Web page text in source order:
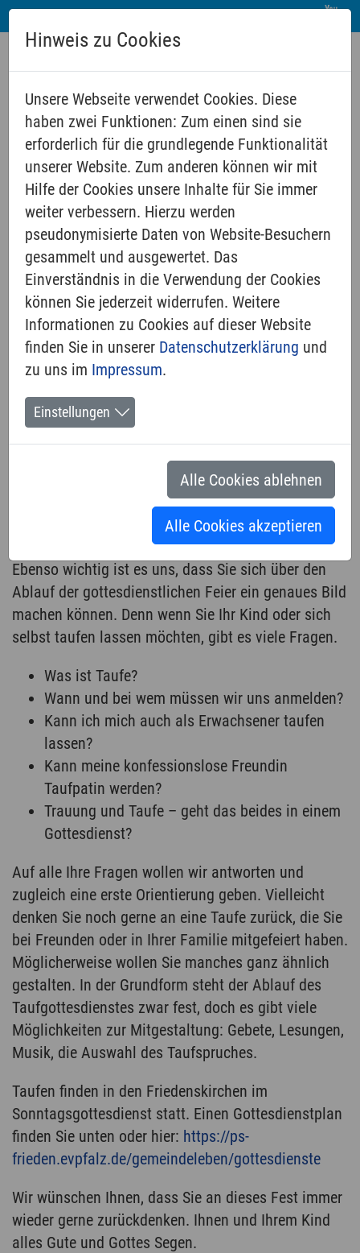
Taufe
Mit unserem
Angebot
möchten wir
Ihnen, liebe
Taufkandidatin, lieber Taufkandidat, helfen, den
Sinn und die Bedeutung der Taufe zu verstehen.
Ebenso wichtig ist es uns, dass Sie sich über den
Ablauf der gottesdienstlichen Feier ein genaues Bild
machen können. Denn wenn Sie Ihr Kind oder sich
selbst taufen lassen möchten, gibt es viele Fragen.
Was ist Taufe?
Wann und bei wem müssen wir uns anmelden?
Kann ich mich auch als Erwachsener taufen
lassen?
Kann meine konfessionslose Freundin
Taufpatin werden?
Trauung und Taufe – geht das beides in einem
Gottesdienst?
Auf alle Ihre Fragen wollen wir antworten und
zugleich eine erste Orientierung geben. Vielleicht
denken Sie noch gerne an eine Taufe zurück, die Sie
bei Freunden oder in Ihrer Familie mitgefeiert haben.
Möglicherweise wollen Sie manches ganz ähnlich
gestalten. In der Grundform steht der Ablauf des
Taufgottesdienstes zwar fest, doch es gibt viele
Möglichkeiten zur Mitgestaltung: Gebete, Lesungen,
Musik, die Auswahl des Taufspruches.
Taufen finden in den Friedenskirchen im
Sonntagsgottesdienst statt. Einen Gottesdienstplan
finden Sie unten oder hier: https://ps-
frieden.evpfalz.de/gemeindeleben/gottesdienste
Wir wünschen Ihnen, dass Sie an dieses Fest immer
wieder gerne zurückdenken. Ihnen und Ihrem Kind
alles Gute und Gottes Segen.
Hinweis zu Cookies
Unsere Webseite verwendet Cookies. Diese
haben zwei Funktionen: Zum einen sind sie
erforderlich für die grundlegende Funktionalität
unserer Website. Zum anderen können wir mit
Hilfe der Cookies unsere Inhalte für Sie immer
weiter verbessern. Hierzu werden
pseudonymisierte Daten von Website-Besuchern
gesammelt und ausgewertet. Das
Einverständnis in die Verwendung der Cookies
können Sie jederzeit widerrufen. Weitere
Informationen zu Cookies auf dieser Website
finden Sie in unserer Datenschutzerklärung und
zu uns im Impressum.
Einstellungen
Alle Cookies ablehnen
Alle Cookies akzeptieren